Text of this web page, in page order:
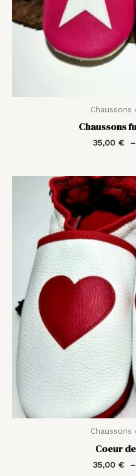
Chaussons
Chaussons
35,00 € –
Chaussons
Coeur
35,00 € –